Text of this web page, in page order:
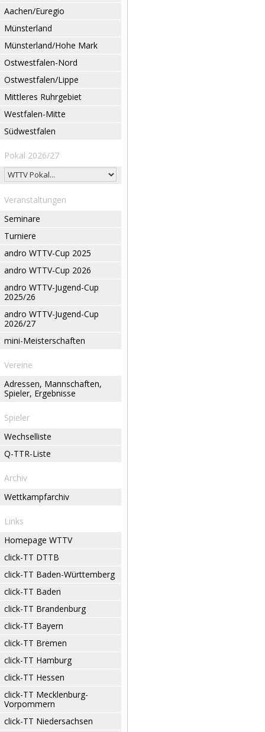
Aachen/Euregio
Münsterland
Münsterland/Hohe Mark
Ostwestfalen-Nord
Ostwestfalen/Lippe
Mittleres Ruhrgebiet
Westfalen-Mitte
Südwestfalen
Pokal 2026/27
Veranstaltungen
Seminare
Turniere
andro WTTV-Cup 2025
andro WTTV-Cup 2026
andro WTTV-Jugend-Cup
2025/26
andro WTTV-Jugend-Cup
2026/27
mini-Meisterschaften
Vereine
Adressen, Mannschaften,
Spieler, Ergebnisse
Spieler
Wechselliste
Q-TTR-Liste
Archiv
Wettkampfarchiv
Links
Homepage WTTV
click-TT DTTB
click-TT Baden-Württemberg
click-TT Baden
click-TT Brandenburg
click-TT Bayern
click-TT Bremen
click-TT Hamburg
click-TT Hessen
click-TT Mecklenburg-
Vorpommern
click-TT Niedersachsen